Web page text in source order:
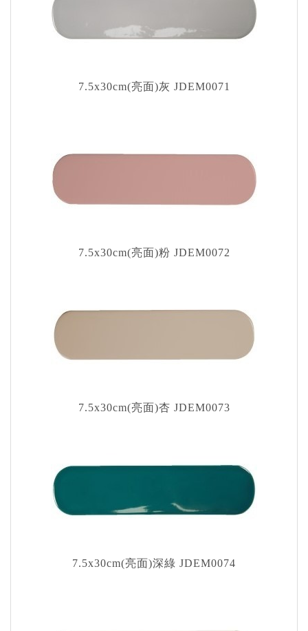
7.5x30cm(亮面)灰 JDEM0071
7.5x30cm(亮面)粉 JDEM0072
7.5x30cm(亮面)杏 JDEM0073
7.5x30cm(亮面)深綠 JDEM0074